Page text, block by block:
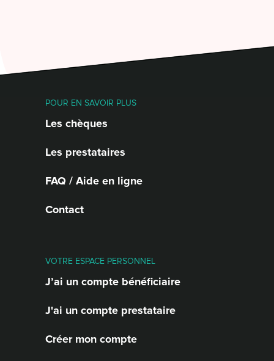
POUR EN SAVOIR PLUS
Les chèques
Les prestataires
FAQ / Aide en ligne
Contact
VOTRE ESPACE PERSONNEL
J’ai un compte bénéficiaire
J'ai un compte prestataire
Créer mon compte